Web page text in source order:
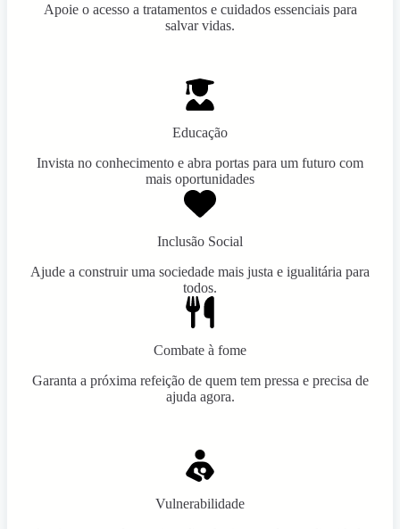
Apoie o acesso a tratamentos e cuidados essenciais para
salvar vidas.
Educação
Invista no conhecimento e abra portas para um futuro com
mais oportunidades
Inclusão Social
Ajude a construir uma sociedade mais justa e igualitária para
todos.
Combate à fome
Garanta a próxima refeição de quem tem pressa e precisa de
ajuda agora.
Vulnerabilidade